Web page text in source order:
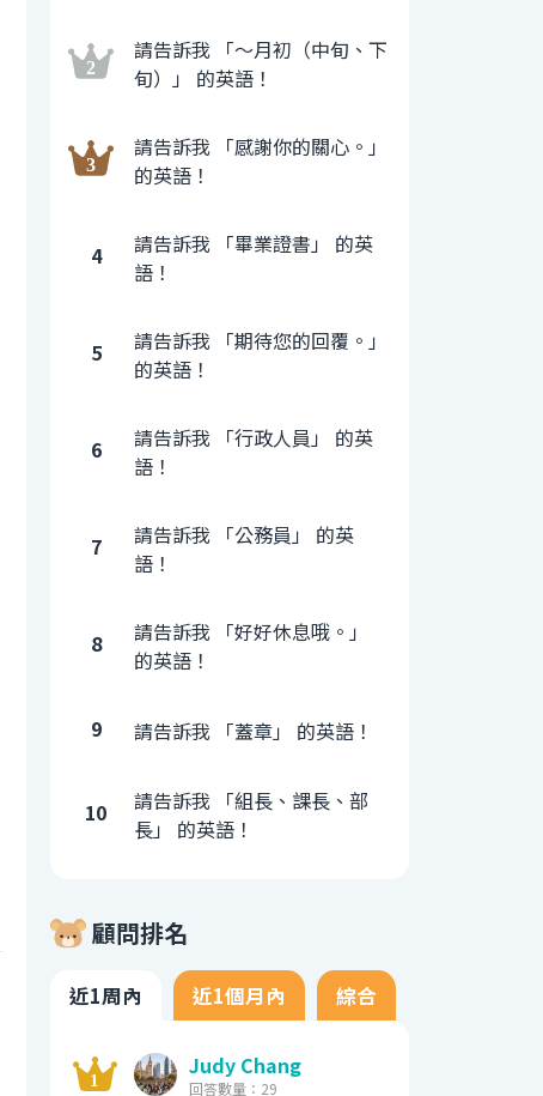
請告訴我 「〜月初（中旬、下
旬）」 的英語！
請告訴我 「感謝你的關心。」
的英語！
4
請告訴我 「畢業證書」 的英
語！
5
請告訴我 「期待您的回覆。」
的英語！
6
請告訴我 「行政人員」 的英
語！
7
請告訴我 「公務員」 的英
語！
8
請告訴我 「好好休息哦。」
的英語！
9 請告訴我 「蓋章」 的英語！
10
請告訴我 「組長、課長、部
長」 的英語！
顧問排名
近1周內 近1個月內 綜合
Judy Chang
回答數量：29